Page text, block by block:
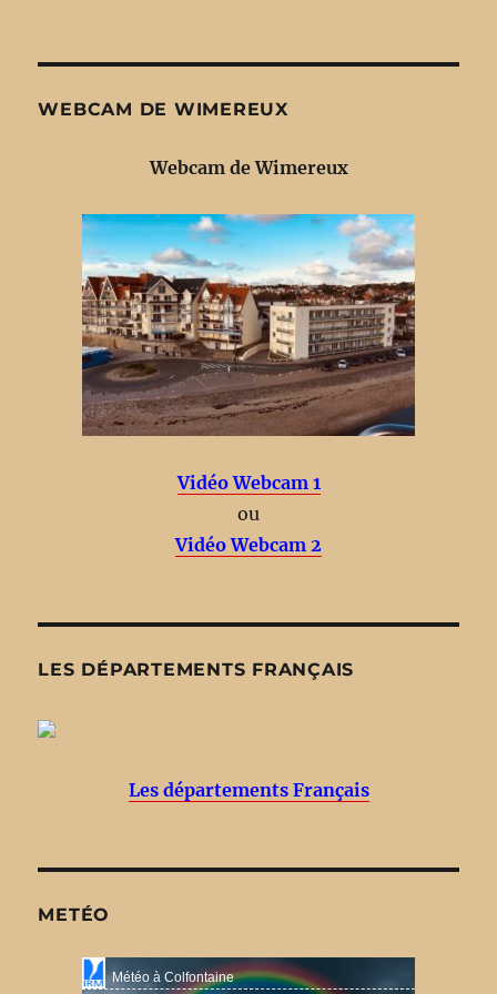
WEBCAM DE WIMEREUX
Webcam de Wimereux
Vidéo Webcam 1
ou
Vidéo Webcam 2
LES DÉPARTEMENTS FRANÇAIS
Les départements Français
METÉO